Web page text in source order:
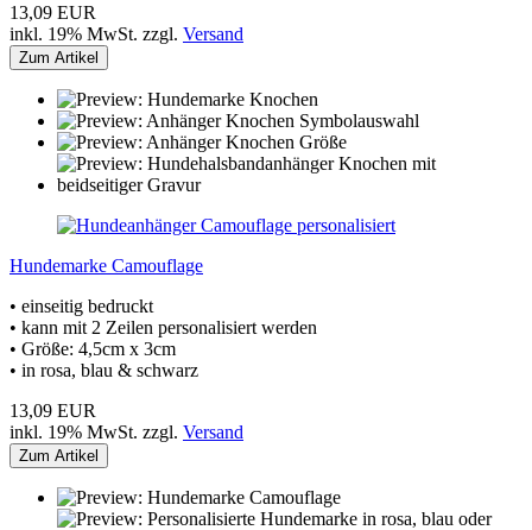
13,09 EUR
inkl. 19% MwSt. zzgl. Versand
Zum Artikel
Hundemarke Camouflage
• einseitig bedruckt
• kann mit 2 Zeilen personalisiert werden
• Größe: 4,5cm x 3cm
• in rosa, blau & schwarz
13,09 EUR
inkl. 19% MwSt. zzgl. Versand
Zum Artikel